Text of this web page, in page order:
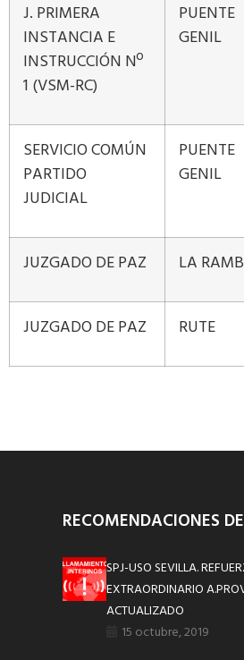
J. PRIMERA
INSTANCIA E
INSTRUCCIÓN Nº
1 (VSM-RC)
PUENTE
GENIL
SERVICIO COMÚN
PARTIDO
JUDICIAL
PUENTE
GENIL
JUZGADO DE PAZ LA
JUZGADO DE PAZ RUTE
RECOMENDACIONES
SPJ-USO SEVILLA.
EXTRAORDINARIO
ACTUALIZADO
15 octubre, 2019